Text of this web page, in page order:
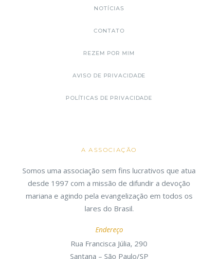
NOTÍCIAS
CONTATO
REZEM POR MIM
AVISO DE PRIVACIDADE
POLÍTICAS DE PRIVACIDADE
A ASSOCIAÇÃO
Somos uma associação sem fins lucrativos que atua
desde 1997 com a missão de difundir a devoção
mariana e agindo pela evangelização em todos os
lares do Brasil.
Endereço
Rua Francisca Júlia, 290
Santana – São Paulo/SP